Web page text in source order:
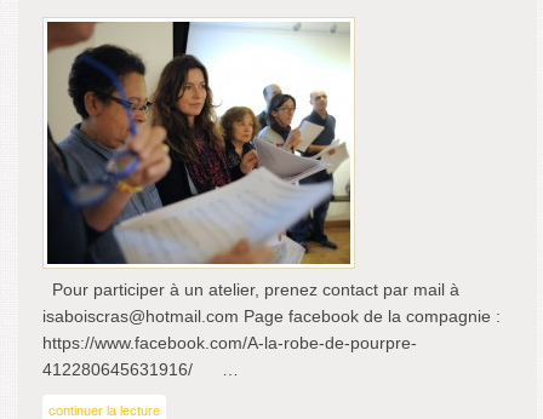
Pour participer à un atelier, prenez contact par mail à
isaboiscras@hotmail.com Page facebook de la compagnie :
https://www.facebook.com/A-la-robe-de-pourpre-
412280645631916/ …
continuer la lecture